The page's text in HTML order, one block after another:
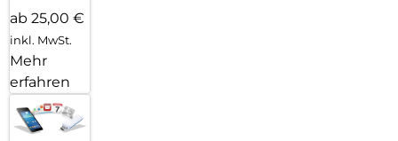
ab 25,00 €
inkl. MwSt.
Mehr
erfahren